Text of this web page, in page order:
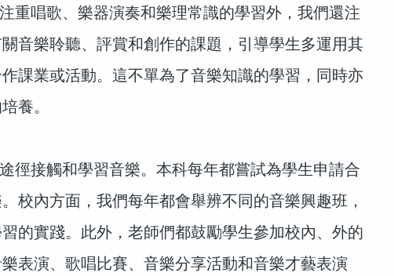
唱歌、樂器演奏和樂理常識的學習外，我們還注
音樂聆聽、評賞和創作的課題，引導學生多運用其
課業或活動。這不單為了音樂知識的學習，同時亦
養。
接觸和學習音樂。本科每年都嘗試為學生申請合
校內方面，我們每年都會舉辨不同的音樂興趣班，
的實踐。此外，老師們都鼓勵學生參加校內、外的
表演、歌唱比賽、音樂分享活動和音樂才藝表演